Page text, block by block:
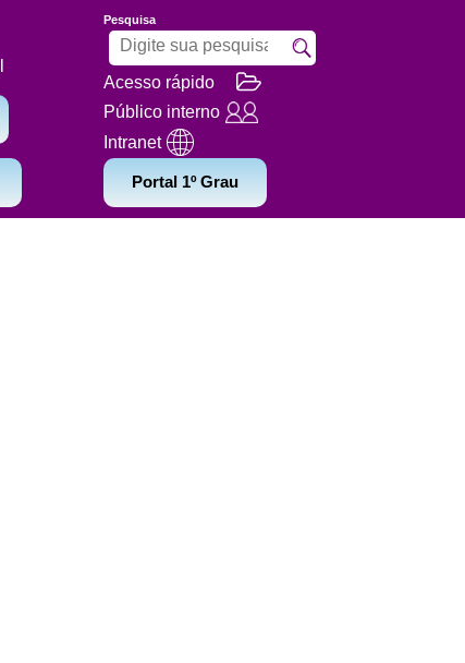
Pesquisa
Acesso rápido
Público interno
Intranet
Portal 1º Grau